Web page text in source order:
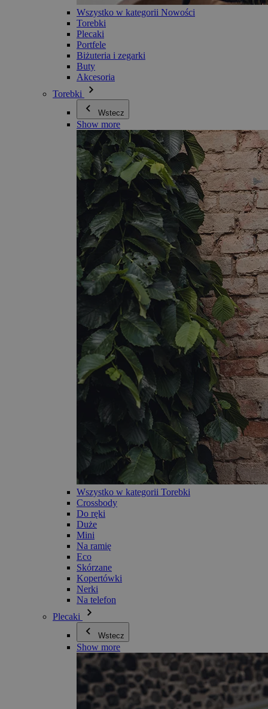
Wszystko w kategorii Nowości
Torebki
Plecaki
Portfele
Biżuteria i zegarki
Buty
Akcesoria
Torebki
Wstecz
Show more
Wszystko w kategorii Torebki
Crossbody
Do ręki
Duże
Mini
Na ramię
Eco
Skórzane
Kopertówki
Nerki
Na telefon
Plecaki
Wstecz
Show more